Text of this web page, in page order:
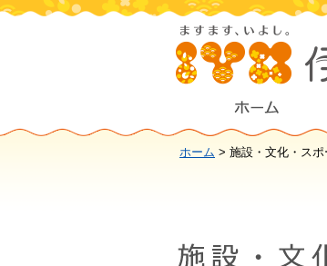
ホーム > 施設・文化・スポ